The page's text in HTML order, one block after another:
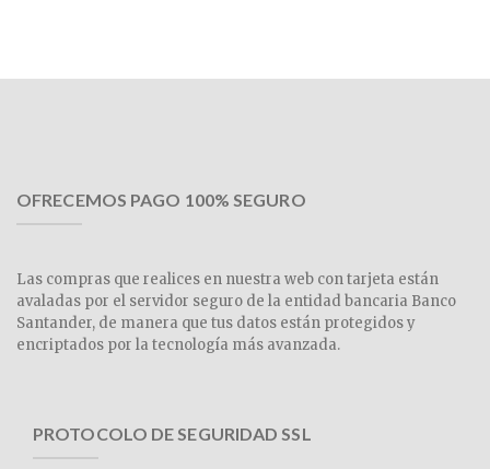
OFRECEMOS PAGO 100% SEGURO
Las compras que realices en nuestra web con tarjeta están
avaladas por el servidor seguro de la entidad bancaria Banco
Santander, de manera que tus datos están protegidos y
encriptados por la tecnología más avanzada.
PROTOCOLO DE SEGURIDAD SSL